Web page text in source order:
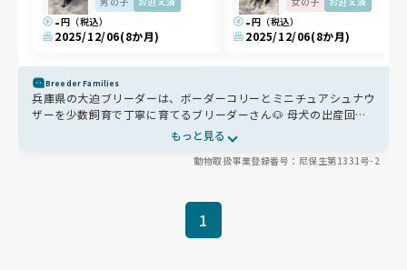
-円（税込）
2025/12/06(8か月)
-円（税込）
2025/12/06(8か月)
Breeder Families
兵庫県の大迫ブリーダーは、ボーダーコリーとミニチュアシュナウ
ザーを少数飼育で丁寧に育てるブリーダーさん🐶 母犬の出産回数
を抑え、フードやサプリは体調に合わせて調整✨ 子犬は犬同士の
関わりや生活音に慣れながら、社会性を育み、人にも犬にもフレン
もっと見る
動物取扱事業登録番号：尼保生第1331号-2
1